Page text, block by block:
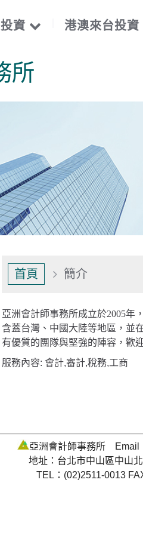
所
資 港澳來台投資
首頁 簡介
亞洲會計師事務所成立於2005年
含蓋台灣、中國大陸等地區，並
有優質的團隊與堅強的陣容，歡
服務內容: 會計,審計,稅務,工商
亞洲會計師事務所 Email
地址：台北市中山區中山
TEL：(02)2511-0013